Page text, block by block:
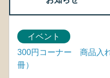
イベント
300円コーナー 商品入
冊）